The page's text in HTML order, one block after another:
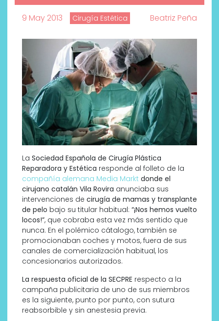
9 May 2013 Cirugía Estética Beatriz Peña
La Sociedad Española de Cirugía Plástica
Reparadora y Estética responde al folleto de la
compañía alemana Media Markt donde el
cirujano catalán Vila Rovira anunciaba sus
intervenciones de cirugía de mamas y transplante
de pelo bajo su titular habitual: “¡Nos hemos vuelto
locos!”, que cobraba esta vez más sentido que
nunca. En el polémico cátalogo, también se
promocionaban coches y motos, fuera de sus
canales de comercialización habitual, los
concesionarios autorizados.
La respuesta oficial de la SECPRE respecto a la
campaña publicitaria de uno de sus miembros
es la siguiente, punto por punto, con sutura
reabsorbible y sin anestesia previa.